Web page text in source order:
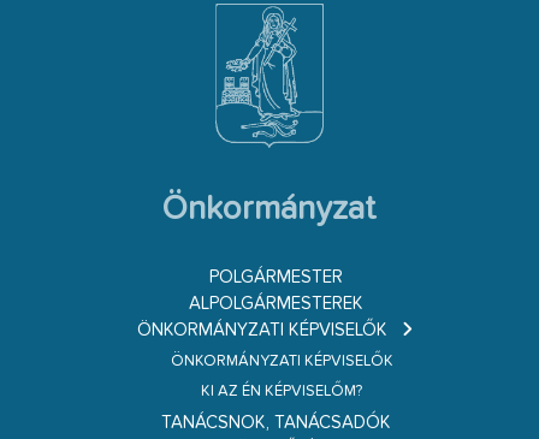
Önkormányzat
POLGÁRMESTER
ALPOLGÁRMESTEREK
ÖNKORMÁNYZATI KÉPVISELŐK
ÖNKORMÁNYZATI KÉPVISELŐK
KI AZ ÉN KÉPVISELŐM?
TANÁCSNOK, TANÁCSADÓK